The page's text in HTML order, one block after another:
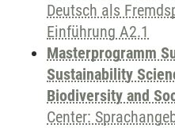
Deutsch als
Einführung A2.1
Masterprogramm
Sustainability
Biodiversity and
Center: